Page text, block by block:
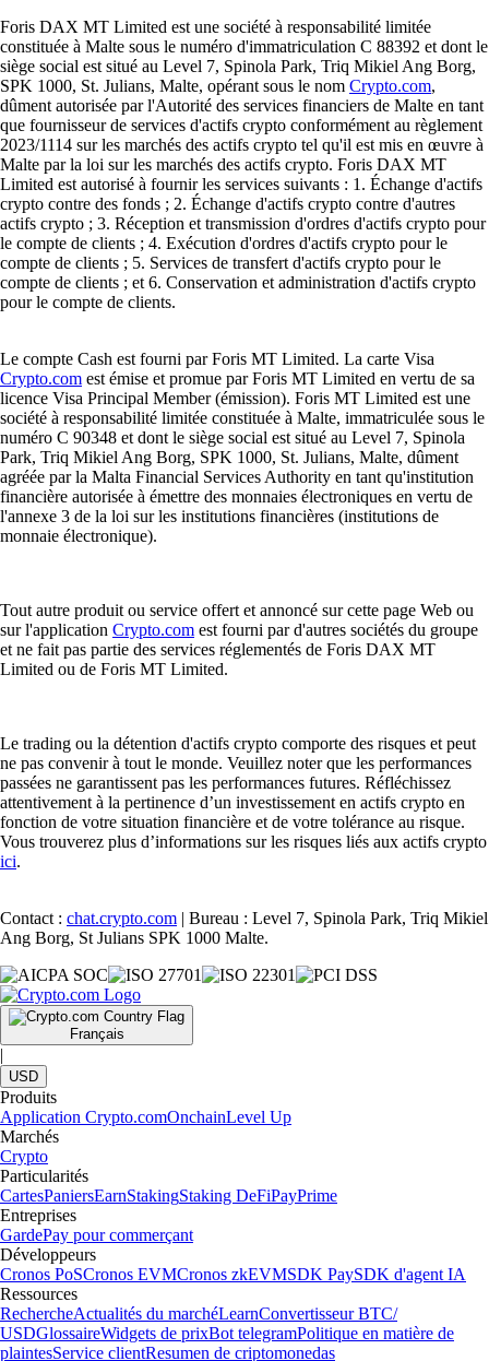
Foris DAX MT Limited est une société à responsabilité limitée
constituée à Malte sous le numéro d'immatriculation C 88392 et dont le
siège social est situé au Level 7, Spinola Park, Triq Mikiel Ang Borg,
SPK 1000, St. Julians, Malte, opérant sous le nom Crypto.com,
dûment autorisée par l'Autorité des services financiers de Malte en tant
que fournisseur de services d'actifs crypto conformément au règlement
2023/1114 sur les marchés des actifs crypto tel qu'il est mis en œuvre à
Malte par la loi sur les marchés des actifs crypto. Foris DAX MT
Limited est autorisé à fournir les services suivants : 1. Échange d'actifs
crypto contre des fonds ; 2. Échange d'actifs crypto contre d'autres
actifs crypto ; 3. Réception et transmission d'ordres d'actifs crypto pour
le compte de clients ; 4. Exécution d'ordres d'actifs crypto pour le
compte de clients ; 5. Services de transfert d'actifs crypto pour le
compte de clients ; et 6. Conservation et administration d'actifs crypto
pour le compte de clients.
Le compte Cash est fourni par Foris MT Limited. La carte Visa
Crypto.com est émise et promue par Foris MT Limited en vertu de sa
licence Visa Principal Member (émission). Foris MT Limited est une
société à responsabilité limitée constituée à Malte, immatriculée sous le
numéro C 90348 et dont le siège social est situé au Level 7, Spinola
Park, Triq Mikiel Ang Borg, SPK 1000, St. Julians, Malte, dûment
agréée par la Malta Financial Services Authority en tant qu'institution
financière autorisée à émettre des monnaies électroniques en vertu de
l'annexe 3 de la loi sur les institutions financières (institutions de
monnaie électronique).
Tout autre produit ou service offert et annoncé sur cette page Web ou
sur l'application Crypto.com est fourni par d'autres sociétés du groupe
et ne fait pas partie des services réglementés de Foris DAX MT
Limited ou de Foris MT Limited.
Le trading ou la détention d'actifs crypto comporte des risques et peut
ne pas convenir à tout le monde. Veuillez noter que les performances
passées ne garantissent pas les performances futures. Réfléchissez
attentivement à la pertinence d’un investissement en actifs crypto en
fonction de votre situation financière et de votre tolérance au risque.
Vous trouverez plus d’informations sur les risques liés aux actifs crypto
ici.
Contact : chat.crypto.com | Bureau : Level 7, Spinola Park, Triq Mikiel
Ang Borg, St Julians SPK 1000 Malte.
Français
|
USD
Produits
Application Crypto.comOnchainLevel Up
Marchés
Crypto
Particularités
CartesPaniersEarnStakingStaking DeFiPayPrime
Entreprises
GardePay pour commerçant
Développeurs
Cronos PoSCronos EVMCronos zkEVMSDK PaySDK d'agent IA
Ressources
RechercheActualités du marchéLearnConvertisseur BTC/
USDGlossaireWidgets de prixBot telegramPolitique en matière de
plaintesService clientResumen de criptomonedas